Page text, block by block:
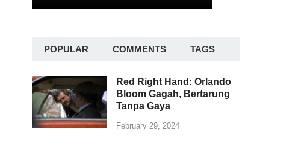
POPULAR COMMENTS TAGS
Red Right Hand: Orlando
Bloom Gagah, Bertarung
Tanpa Gaya
February 29, 2024